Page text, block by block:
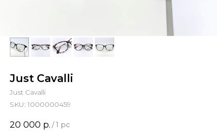
Just Cavalli
Just Cavalli
SKU: 1000000459
20 000 р. /1 pc